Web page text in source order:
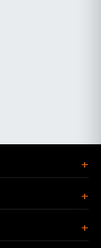
+
+
+